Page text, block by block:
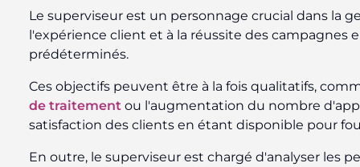
Le superviseur est un personnage crucial dans la
l'expérience client et à la réussite des
prédéterminés.
Ces objectifs peuvent être à la fois qualitatifs,
de traitement ou l'augmentation du nombre
satisfaction des clients en étant disponible pour
En outre, le superviseur est chargé d'analyser les